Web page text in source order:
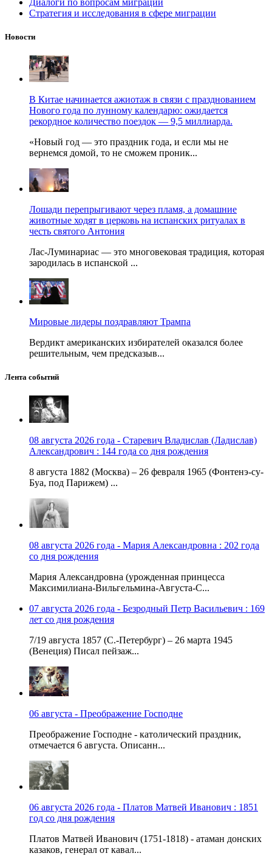
Диалоги по вопросам миграции
Стратегия и исследования в сфере миграции
Новости
В Китае начинается ажиотаж в связи с празднованием
Нового года по лунному календарю: ожидается
рекордное количество поездок — 9,5 миллиарда.
«Новый год — это праздник года, и если мы не
вернемся домой, то не сможем проник...
Лошади перепрыгивают через пламя, а домашние
животные ходят в церковь на испанских ритуалах в
честь святого Антония
Лас-Луминариас — это многовековая традиция, которая
зародилась в испанской ...
Мировые лидеры поздравляют Трампа
Вердикт американских избирателей оказался более
решительным, чем предсказыв...
Лента событий
08 августа 2026 года - Старевич Владислав (Ладислав)
Александрович : 144 года со дня рождения
8 августа 1882 (Москва) – 26 февраля 1965 (Фонтенэ-су-
Буа, под Парижем) ...
08 августа 2026 года - Мария Александровна : 202 года
со дня рождения
Мария Александровна (урожденная принцесса
Максимилиана-Вильгельмина-Августа-С...
07 августа 2026 года - Безродный Петр Васильевич : 169
лет со дня рождения
7/19 августа 1857 (С.-Петербург) – 26 марта 1945
(Венеция) Писал пейзаж...
06 августа - Преображение Господне
Преображение Господне - католический праздник,
отмечается 6 августа. Описанн...
06 августа 2026 года - Платов Матвей Иванович : 1851
год со дня рождения
Платов Матвей Иванович (1751-1818) - атаман донских
казаков, генерал от кавал...